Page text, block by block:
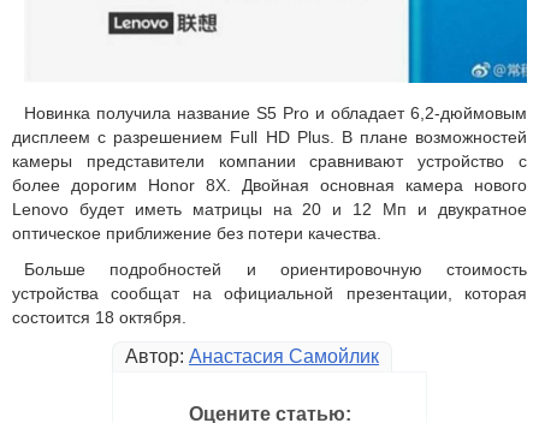
Новинка получила название S5 Pro и обладает 6,2-дюймовым
дисплеем с разрешением Full HD Plus. В плане возможностей
камеры представители компании сравнивают устройство с
более дорогим Honor 8X. Двойная основная камера нового
Lenovo будет иметь матрицы на 20 и 12 Мп и двукратное
оптическое приближение без потери качества.
Больше подробностей и ориентировочную стоимость
устройства сообщат на официальной презентации, которая
состоится 18 октября.
Автор: Анастасия Самойлик
Оцените статью: